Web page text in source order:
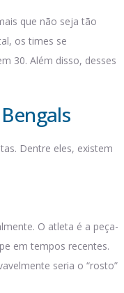
que não seja tão
os times se
30. Além disso, desses
Dentre eles, existem
O atleta é a peça-
em tempos recentes.
seria o “rosto”